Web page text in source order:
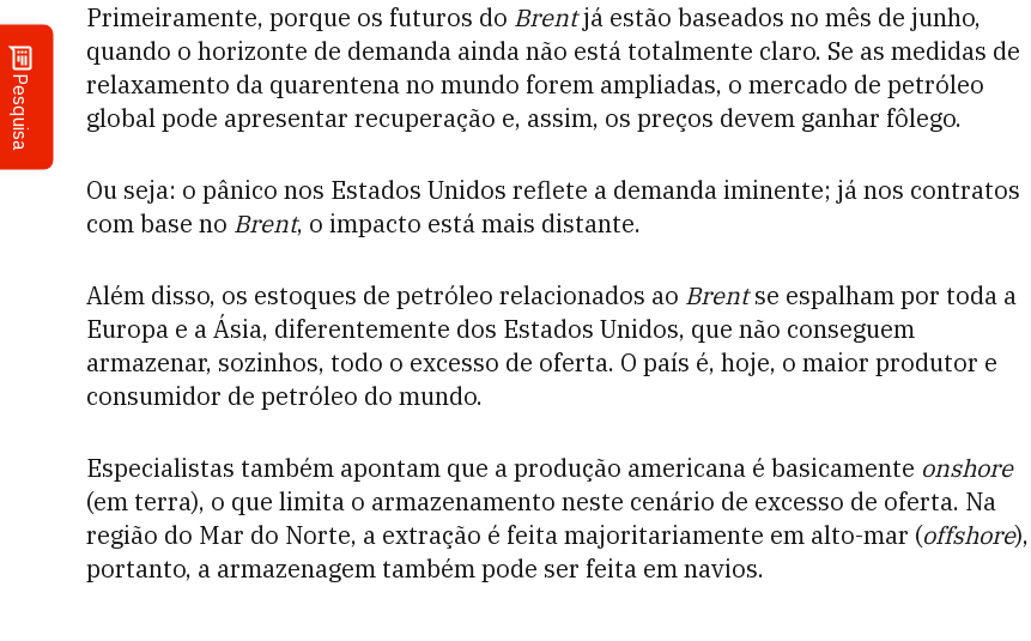
Pesquisa
Primeiramente, porque os futuros do Brentjá estão baseados no mês de junho,
quando o horizonte de demanda ainda não está totalmente claro. Se as medidas de
relaxamento da quarentena no mundo forem ampliadas, o mercado de petróleo
global pode apresentar recuperação e, assim, os preços devem ganhar fôlego.
Ou seja: o pânico nos Estados Unidos reflete a demanda iminente; já nos contratos
com base no Brent, o impacto está mais distante.
Além disso, os estoques de petróleo relacionados ao Brentse espalham por toda a
Europa e a Ásia, diferentemente dos Estados Unidos, que não conseguem
armazenar, sozinhos, todo o excesso de oferta. O país é, hoje, o maior produtor e
consumidor de petróleo do mundo.
Especialistas também apontam que a produção americana é basicamente onshore
(em terra), o que limita o armazenamento neste cenário de excesso de oferta. Na
região do Mar do Norte, a extração é feita majoritariamente em alto-mar (offshore),
portanto, a armazenagem também pode ser feita em navios.